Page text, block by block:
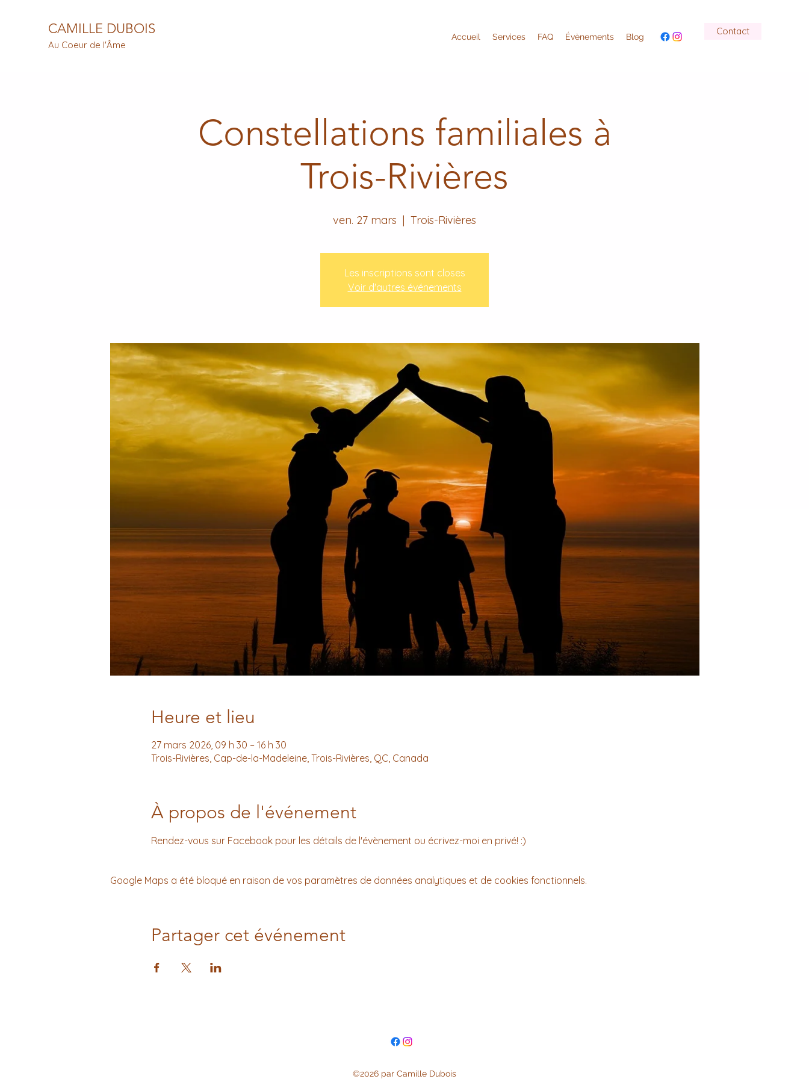
CAMILLE DUBOIS
Au Coeur de l'Âme
Accueil Services FAQ Évènements Blog Contact
Constellations familiales à
Trois-Rivières
ven. 27 mars
  |
Trois-Rivières
Les inscriptions sont closes
Voir d'autres événements
Heure et lieu
27 mars 2026, 09 h 30 – 16 h 30
Trois-Rivières, Cap-de-la-Madeleine, Trois-Rivières, QC, Canada
À propos de l'événement
Rendez-vous sur Facebook pour les détails de l'évènement ou écrivez-moi en privé! :)
Google Maps a été bloqué en raison de vos paramètres de données analytiques et de cookies fonctionnels.
Partager cet événement
©2026 par Camille Dubois